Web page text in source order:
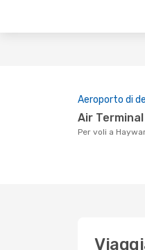
Aeroporto di
Air Terminal
Per voli a